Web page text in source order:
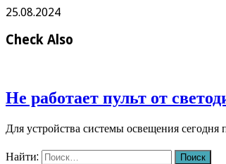
25.08.2024
Check Also
Не работает пульт от
Для устройства системы освещения
Найти: